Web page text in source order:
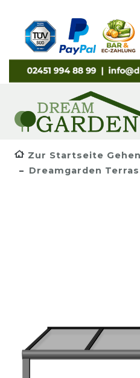
Zur Startseite Gehen
Dreamgarden